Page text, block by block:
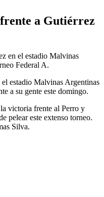
a Gutiérrez
en el estadio Malvinas
Federal A.
estadio Malvinas Argentinas
a su gente este domingo.
victoria frente al Perro y
pelear este extenso torneo.
Silva.